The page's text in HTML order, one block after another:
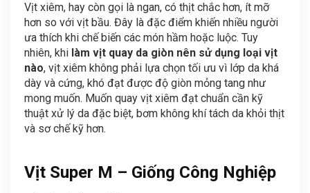
Vịt xiêm, hay còn gọi là ngan, có thịt chắc hơn, ít mỡ
hơn so với vịt bầu. Đây là đặc điểm khiến nhiều người
ưa thích khi chế biến các món hầm hoặc luộc. Tuy
nhiên, khi làm vịt quay da giòn nên sử dụng loại vịt
nào, vịt xiêm không phải lựa chọn tối ưu vì lớp da khá
dày và cứng, khó đạt được độ giòn mỏng tang như
mong muốn. Muốn quay vịt xiêm đạt chuẩn cần kỹ
thuật xử lý da đặc biệt, bơm không khí tách da khỏi thịt
và sơ chế kỹ hơn.
Vịt Super M – Giống Công Nghiệp